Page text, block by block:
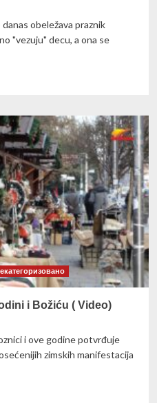
obeležava praznik
"vezuju" decu, a ona se
i Božiću ( Video)
i ove godine potvrđuje
zimskih manifestacija